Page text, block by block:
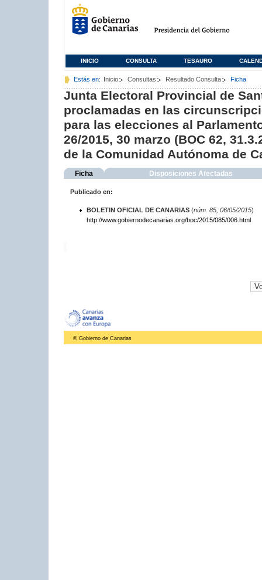
INICIO CONSULTA TESAURO
Estás en: Inicio Consultas Resultado Consulta Ficha
Junta Electoral Provincial de
proclamadas en las
para las elecciones al
26/2015, 30 marzo (BOC 62,
de la Comunidad Autónoma de
Ficha Disposiciones Afectadas
Publicado en:
BOLETIN OFICIAL DE CANARIAS(núm. 85, 06/05/2015)
http://www.gobiernodecanarias.org/boc/2015/085/006.html
© Gobierno de Canarias